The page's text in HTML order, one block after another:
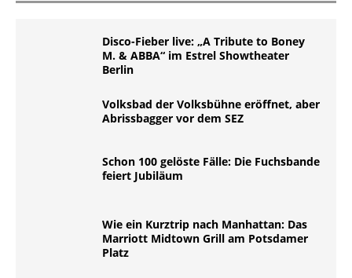
Disco-Fieber live: „A Tribute to Boney
M. & ABBA“ im Estrel Showtheater
Berlin
Volksbad der Volksbühne eröffnet, aber
Abrissbagger vor dem SEZ
Schon 100 gelöste Fälle: Die Fuchsbande
feiert Jubiläum
Wie ein Kurztrip nach Manhattan: Das
Marriott Midtown Grill am Potsdamer
Platz